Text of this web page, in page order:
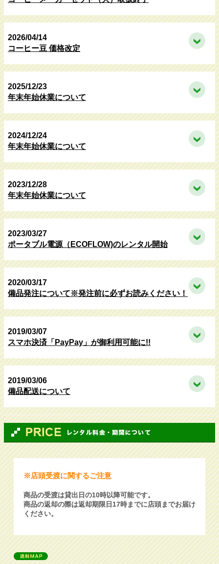
2026/04/14
コーヒー豆 価格改定
2025/12/23
年末年始休業について
2024/12/24
年末年始休業について
2023/12/28
年末年始休業について
2023/03/27
ポータブル電源（ECOFLOW)のレンタル開始
2020/03/17
備品発注について※発注前に必ずお読みください！
2019/03/07
スマホ決済「PayPay」が御利用可能に!!
2019/03/06
備品配送について
※店頭受渡に関するご注意
商品の受渡は貸出日の10時以降可能です。
商品の返却の際は返却期限日17時までに店頭までお届け
ください。